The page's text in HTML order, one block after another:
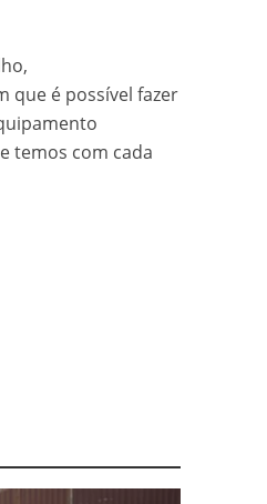
que é possível fazer
temos com cada